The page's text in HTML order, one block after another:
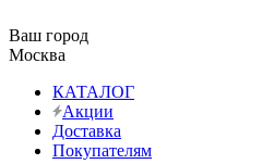
Ваш город
Москва
КАТАЛОГ
Акции
Доставка
Покупателям